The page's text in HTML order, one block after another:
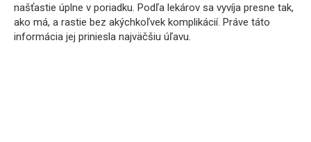
našťastie úplne v poriadku. Podľa lekárov sa vyvíja presne tak,
ako má, a rastie bez akýchkoľvek komplikácií. Práve táto
informácia jej priniesla najväčšiu úľavu.